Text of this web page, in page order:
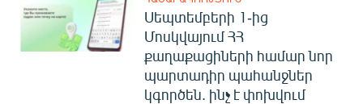
Սեպտեմբերի 1-ից
Մոսկվայում ՀՀ
քաղաքացիների համար նոր
պարտադիր պահանջներ
կգործեն. ինչ է փոխվում